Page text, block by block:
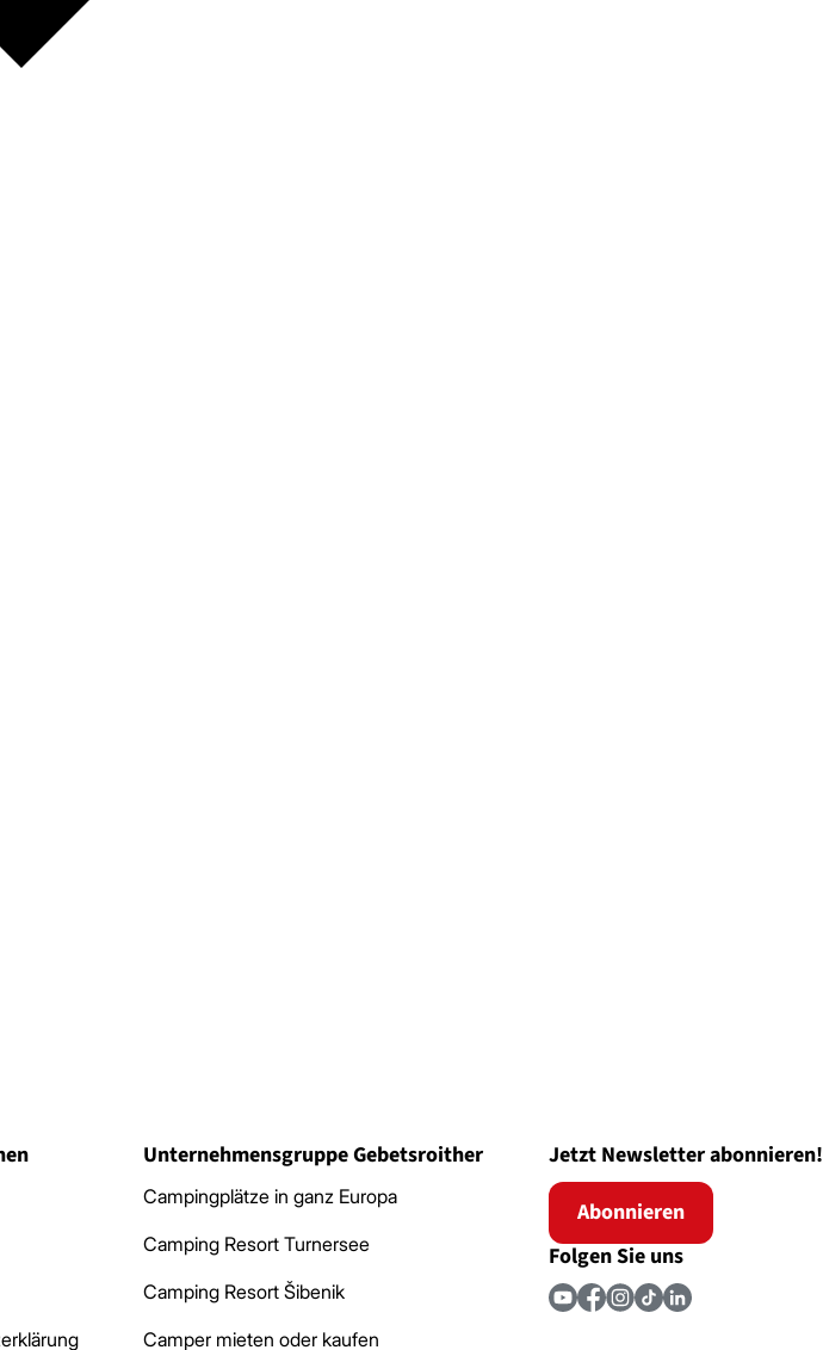
Unternehmensgruppe Gebetsroither
Campingplätze in ganz Europa
Camping Resort Turnersee
Camping Resort Šibenik
Camper mieten oder kaufen
Jetzt Newsletter abonnieren!
Abonnieren
Folgen Sie uns